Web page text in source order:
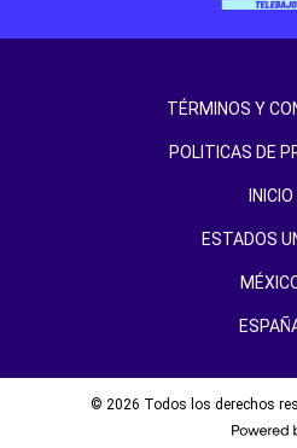
TÉRMINOS Y
POLITICAS DE
INICIO
ESTADOS
© 2026 Todos los derechos